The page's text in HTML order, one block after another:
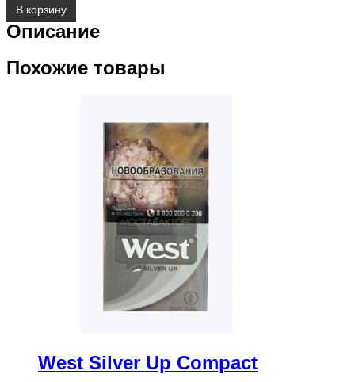
В корзину
Описание
Похожие товары
West Silver Up Compact